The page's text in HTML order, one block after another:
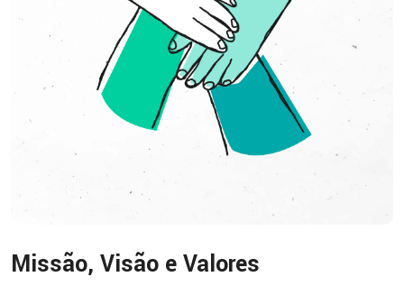
Missão, Visão e Valores